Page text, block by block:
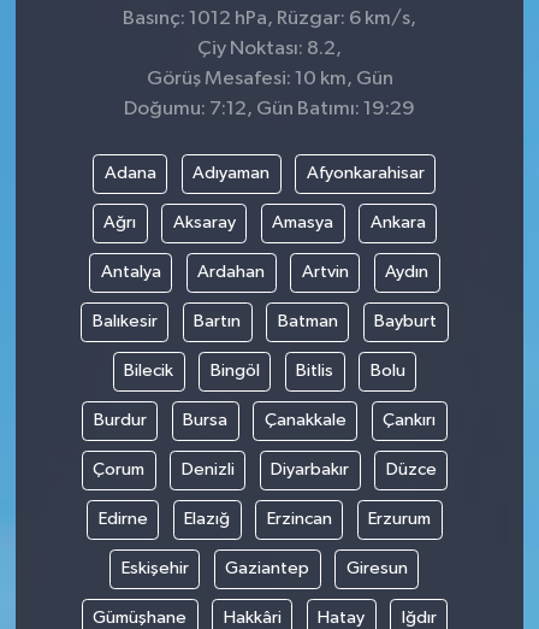
Basınç: 1012 hPa, Rüzgar: 6 km/s,
Çiy Noktası: 8.2,
Görüş Mesafesi: 10 km, Gün
Doğumu: 7:12, Gün Batımı: 19:29
Adana Adıyaman Afyonkarahisar
Ağrı Aksaray Amasya Ankara
Antalya Ardahan Artvin Aydın
Balıkesir Bartın Batman Bayburt
Bilecik Bingöl Bitlis Bolu
Burdur Bursa Çanakkale Çankırı
Çorum Denizli Diyarbakır Düzce
Edirne Elazığ Erzincan Erzurum
Eskişehir Gaziantep Giresun
Gümüşhane Hakkâri Hatay Iğdır